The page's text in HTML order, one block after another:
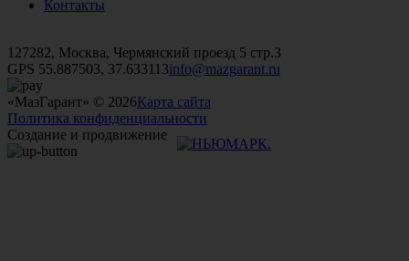
Контакты
127282, Москва, Чермянский проезд 5 стр.3
GPS 55.887503, 37.633113info@mazgarant.ru
«МазГарант» © 2026Карта сайта
Политика конфиденциальности
Создание и продвижение